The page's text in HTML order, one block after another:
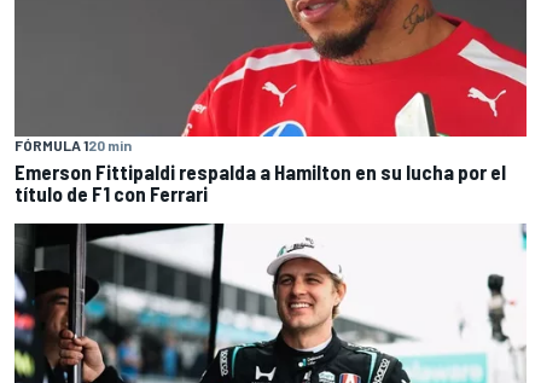
FÓRMULA 120 min
Emerson Fittipaldi respalda a Hamilton en su lucha por el
título de F1 con Ferrari